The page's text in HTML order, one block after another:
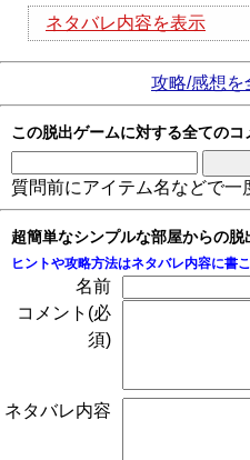
ネタバレ内容を表示
攻略/感想を
この脱出ゲームに対する全てのコ
質問前にアイテム名などで一
超簡単なシンプルな部屋からの
ヒントや攻略方法はネタバレ内容に書
名前
コメント(必
須)
ネタバレ内容